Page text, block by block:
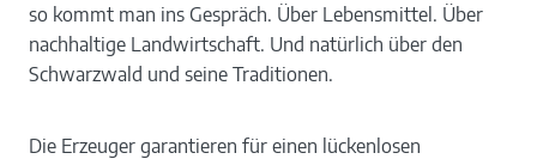
so kommt man ins Gespräch. Über Lebensmittel. Über
nachhaltige Landwirtschaft. Und natürlich über den
Schwarzwald und seine Traditionen.
Die Erzeuger garantieren für einen lückenlosen